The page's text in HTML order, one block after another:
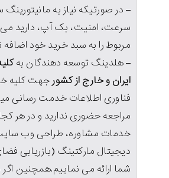
– در صورتیکه نیاز به مانیتورینگ
سرعت، امنیت، بک آپ، دارید
مربوط را به سبد خرید خود اضافه
– هلدینگ توسعه دهندگان به
ایران و خارج از کشور جهت کلیه
فناوری اطلاعات خدمت رسانی
مراجعه حضوری ندارید و در هر
خدمات مشاوره، طراحی وب
دیجیتال مارکتینگ (بازریابی
شما ارائه می نماییم.همچنین